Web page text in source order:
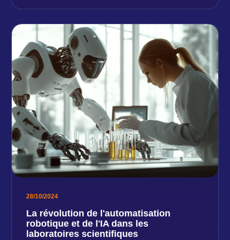
28/10/2024
La révolution de l'automatisation
robotique et de l'IA dans les
laboratoires scientifiques